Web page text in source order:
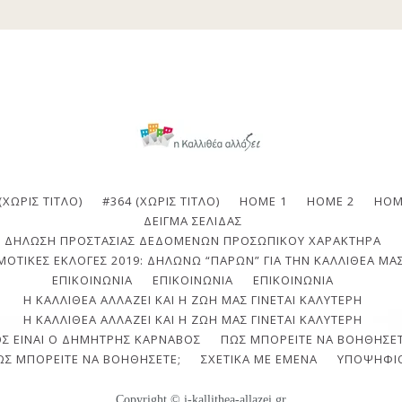
ΤΊΤΛΟ) #364 (ΧΩΡΊΣ ΤΊΤΛΟ) HOME 1 HOME 2
ΔΕΊΓΜΑ ΣΕΛΊΔΑΣ
ΔΉΛΩΣΗ ΠΡΟΣΤΑΣΊΑΣ ΔΕΔΟΜΈΝΩΝ ΠΡΟΣΩΠΙΚΟΎ ΧΑΡΑΚΤΉΡΑ
ΕΚΛΟΓΈΣ 2019: ΔΗΛΏΝΩ “ΠΑΡΏΝ” ΓΙΑ ΤΗΝ ΚΑΛΛΙΘΈΑ
ΕΠΙΚΟΙΝΩΝΙΑ
ΕΠΙΚΟΙΝΩΝΊΑ
ΕΠΙΚΟΙΝΩΝΊΑ
Η ΚΑΛΛΙΘΈΑ ΑΛΛΆΖΕΙ ΚΑΙ Η ΖΩΉ ΜΑΣ ΓΊΝΕΤΑΙ ΚΑΛΎΤΕΡΗ
Η ΚΑΛΛΙΘΈΑ ΑΛΛΆΖΕΙ ΚΑΙ Η ΖΩΉ ΜΑΣ ΓΊΝΕΤΑΙ ΚΑΛΎΤΕΡΗ
ΕΊΝΑΙ Ο ΔΗΜΉΤΡΗΣ ΚΆΡΝΑΒΟΣ
ΠΩΣ ΜΠΟΡΕΊΤΕ ΝΑ
ΜΠΟΡΕΊΤΕ ΝΑ ΒΟΗΘΉΣΕΤΕ;
ΣΧΕΤΙΚΆ ΜΕ ΕΜΈΝΑ